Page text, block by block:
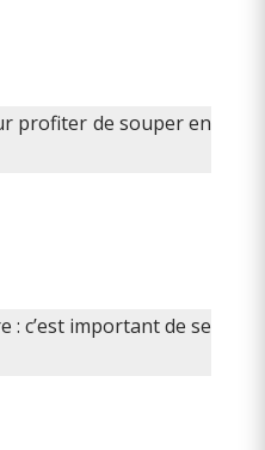
profiter de souper en
: c’est important de se